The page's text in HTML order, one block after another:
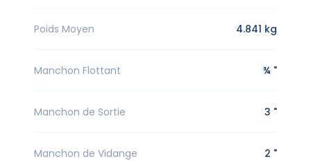
Poids Moyen 4.841 kg
Manchon Flottant ¾ "
Manchon de Sortie 3 "
Manchon de Vidange 2 "